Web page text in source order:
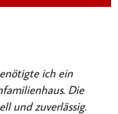
ich ein
Die
und zuverlässig.